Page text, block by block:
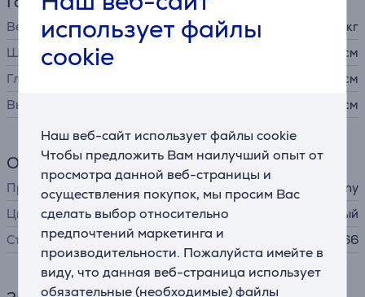
использует файлы
cookie
Наш веб-сайт использует файлы cookie
Чтобы предложить Вам наилучший опыт от
просмотра данной веб-страницы и
осуществления покупок, мы просим Вас
сделать выбор относительно
предпочтений маркетинга и
производительности. Пожалуйста имейте в
виду, что данная веб-страница использует
обязательные (необходимые) файлы
Вес
1,2 кг
Ширина
25,6 см
Глубина
7,9 см
Высота
11,3 см
Общий параметр
Производитель
Sony
Цвет
белый
Степень защиты
IP66